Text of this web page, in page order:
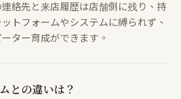
絡先と来店履歴は店舗側に残り、持
トフォームやシステムに縛られず、
ター育成ができます。
との違いは？